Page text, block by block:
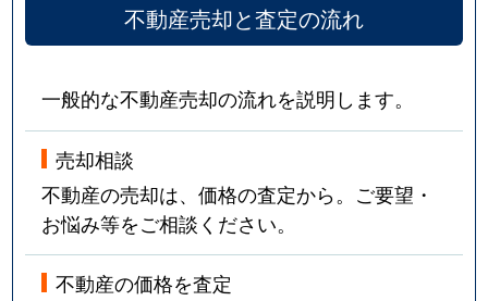
不動産売却と査定の流れ
一般的な不動産売却の流れを説明します。
売却相談
不動産の売却は、価格の査定から。ご要望・
お悩み等をご相談ください。
不動産の価格を査定